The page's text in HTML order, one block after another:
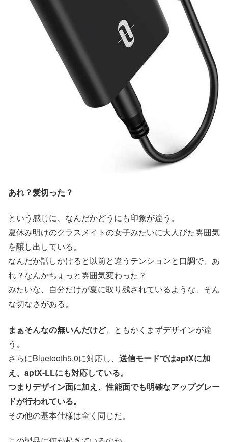
あれ？髪切った？
という感じに、なんだかどうにも印象が違う。
夏休み明けのクラスメイトの女子みたいに大人びた雰囲気
を醸し出している。
なんだか話しかけると以前と違うテンションと口調で、あ
れ？なんかちょっと雰囲気変わった？
みたいな、自分だけが夏に取り残されているような、そん
な切なさがある。
まぁそんなの無いんだけど、ともかくまずデザインが違
う。
さらにBluetooth5.0に対応し、 送信モードではaptXに加
え、aptX-LLにも対応している。
つまりデザイン面に加え、性能面でも明確なアップグレー
ドが行われている。
その他の基本仕様は全く同じだ。